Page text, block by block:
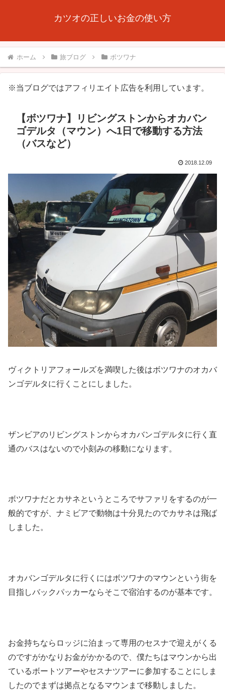
カツオの正しいお金の使い方
ホーム 旅ブログ ボツワナ
※当ブログではアフィリエイト広告を利用しています。
【ボツワナ】リビングストンからオカバン
ゴデルタ（マウン）へ1日で移動する方法
（バスなど）
2018.12.09
ヴィクトリアフォールズを満喫した後はボツワナのオカバ
ンゴデルタに行くことにしました。
ザンビアのリビングストンからオカバンゴデルタに行く直
通のバスはないので小刻みの移動になります。
ボツワナだとカサネというところでサファリをするのが一
般的ですが、ナミビアで動物は十分見たのでカサネは飛ば
しました。
オカバンゴデルタに行くにはボツワナのマウンという街を
目指しバックパッカーならそこで宿泊するのが基本です。
お金持ちならロッジに泊まって専用のセスナで迎えがくる
のですがかなりお金がかかるので、僕たちはマウンから出
ているボートツアーやセスナツアーに参加することにしま
したのでまずは拠点となるマウンまで移動しました。